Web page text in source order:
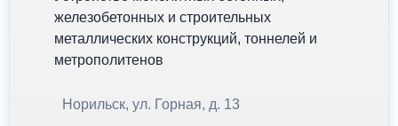
железобетонных и строительных
металлических конструкций, тоннелей и
метрополитенов
Норильск, ул. Горная, д. 13